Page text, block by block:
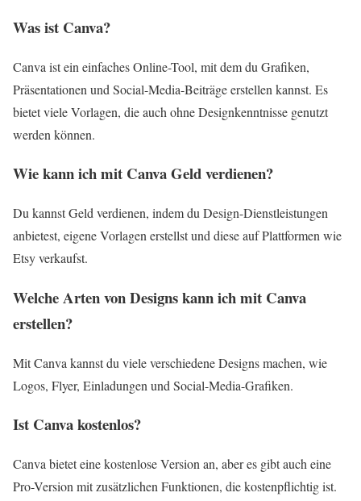
Was ist Canva?
Canva ist ein einfaches Online-Tool, mit dem du Grafiken,
Präsentationen und Social-Media-Beiträge erstellen kannst. Es
bietet viele Vorlagen, die auch ohne Designkenntnisse genutzt
werden können.
Wie kann ich mit Canva Geld verdienen?
Du kannst Geld verdienen, indem du Design-Dienstleistungen
anbietest, eigene Vorlagen erstellst und diese auf Plattformen wie
Etsy verkaufst.
Welche Arten von Designs kann ich mit Canva
erstellen?
Mit Canva kannst du viele verschiedene Designs machen, wie
Logos, Flyer, Einladungen und Social-Media-Grafiken.
Ist Canva kostenlos?
Canva bietet eine kostenlose Version an, aber es gibt auch eine
Pro-Version mit zusätzlichen Funktionen, die kostenpflichtig ist.